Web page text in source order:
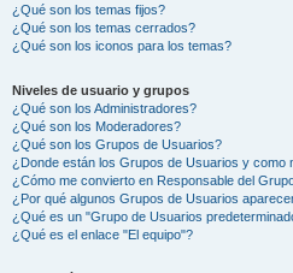
¿Qué son los temas fijos?
¿Qué son los temas cerrados?
¿Qué son los iconos para los temas?
Niveles de usuario y grupos
¿Qué son los Administradores?
¿Qué son los Moderadores?
¿Qué son los Grupos de Usuarios?
¿Donde están los Grupos de Usuarios y como
¿Cómo me convierto en Responsable del
¿Por qué algunos Grupos de Usuarios
¿Qué es un "Grupo de Usuarios
¿Qué es el enlace "El equipo"?